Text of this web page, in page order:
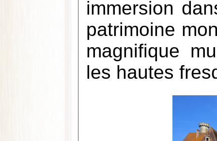
immersion
patrimoine
magnifique
les hautes